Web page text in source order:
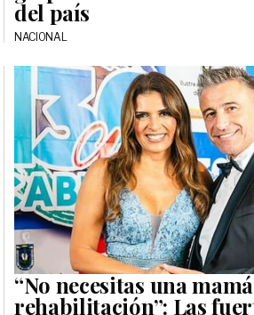
del país
NACIONAL
“No necesitas una
rehabilitación”: Las